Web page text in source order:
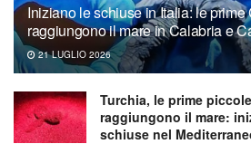
Iniziano le schiuse in Italia: le prime
raggiungono il mare in Calabria e
21 LUGLIO 2026
Turchia, le prime
raggiungono il mare:
schiuse nel